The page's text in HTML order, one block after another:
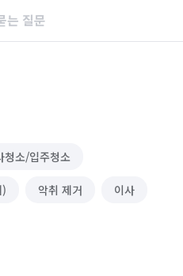
는 질문
청소/입주청소
악취 제거 이사